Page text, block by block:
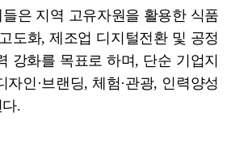
은 지역 고유자원을 활용한 식품
도화, 제조업 디지털전환 및 공정
강화를 목표로 하며, 단순 기업지
인·브랜딩, 체험·관광, 인력양성
.